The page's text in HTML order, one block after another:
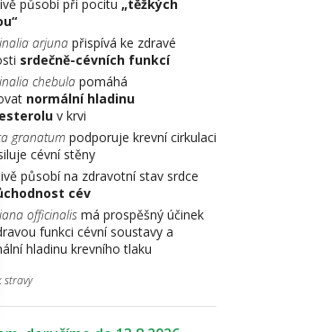
působí při pocitu „těžkých
arjuna přispívá ke zdravé
srdečně-cévních funkcí
chebula pomáhá
normální hladinu
v krvi
granatum podporuje krevní cirkulaci
cévní stěny
působí na zdravotní stav srdce
cév
officinalis má prospěšný účinek
funkci cévní soustavy a
hladinu krevního tlaku